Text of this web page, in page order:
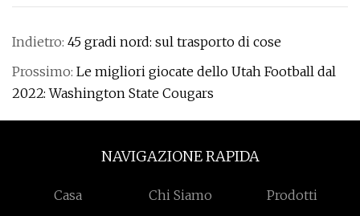
Indietro: 45 gradi nord: sul trasporto di cose
Prossimo: Le migliori giocate dello Utah Football dal
2022: Washington State Cougars
NAVIGAZIONE RAPIDA
Casa Chi Siamo Prodotti